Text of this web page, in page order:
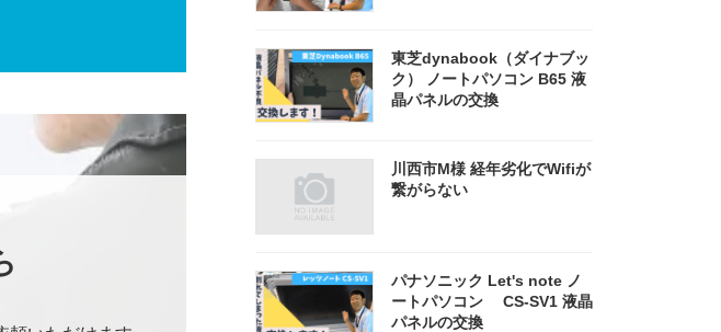
東芝dynabook（ダイナブッ
ク） ノートパソコン B65 液
晶パネルの交換
川西市M様 経年劣化でWifiが
繋がらない
パナソニック Let's note ノ
ートパソコン CS-SV1 液晶
パネルの交換